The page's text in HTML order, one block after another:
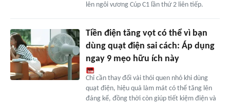
lên ngôi vương Cúp C1 lần thứ 2 liên tiếp.
Tiền điện tăng vọt có thể vì bạn
dùng quạt điện sai cách: Áp dụng
ngay 9 mẹo hữu ích này
Chỉ cần thay đổi vài thói quen nhỏ khi dùng
quạt điện, hiệu quả làm mát có thể tăng lên
đáng kể, đồng thời còn giúp tiết kiệm điện và